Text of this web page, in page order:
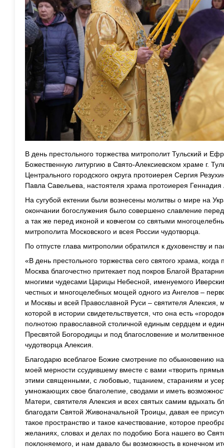
В день престольного торжества митрополит Тульский и
Божественную литургию в Свято-Алексиевском храме г.
Центрального городского округа протоиерея Сергия
Павла Савельева, настоятеля храма протоиерея
На сугубой ектении были вознесены молитвы о мире на
окончании богослужения было совершено славление
а так же перед иконой и ковчегом со святыми
митрополита Московского и всея России чудотворца.
По отпусте глава митрополии обратился к духовенству и
«В день престольного торжества сего святого храма,
Москва благочестно притекает под покров Благой
многими чудесами Царицы Небесной, именуемого
честных и многоцелебных мощей одного из Ангелов –
и Москвы и всей Православной Руси – святителя Алексия,
которой в истории свидетельствуется, что она есть
полнотою православной столичной единым сердцем и
Пресвятой Богородицы и под благословение и
чудотворца Алексия.
Благодарю всеблагое Божие смотрение по обыкновению
моей мерности ссудившему вместе с вами «творить
этими священными, с любовью, тщанием, стараниям и
умножающих свое благолепие, сводами и иметь
Матери, святителя Алексия и всех святых самим вдыхать
благодати Святой Живоначальной Троицы, давая ее
такое пространство и такое качествование, которое
желаниях, словах и делах по подобию Бога нашего во
поклоняемого, и нам давало бы возможность в конечном